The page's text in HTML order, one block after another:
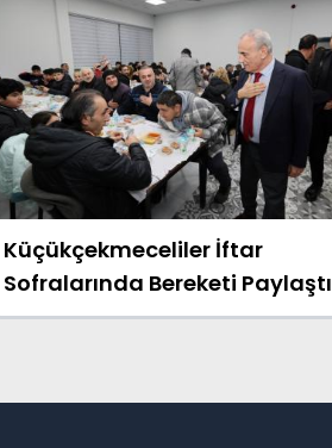
Küçükçekmeceliler İftar
Sofralarında Bereketi Paylaştı